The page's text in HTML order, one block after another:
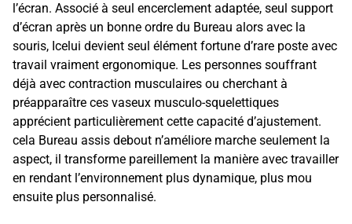
l’écran. Associé à seul encerclement adaptée, seul support
d’écran après un bonne ordre du Bureau alors avec la
souris, Icelui devient seul élément fortune d’rare poste avec
travail vraiment ergonomique. Les personnes souffrant
déjà avec contraction musculaires ou cherchant à
préapparaître ces vaseux musculo-squelettiques
apprécient particulièrement cette capacité d’ajustement.
cela Bureau assis debout n’améliore marche seulement la
aspect, il transforme pareillement la manière avec travailler
en rendant l’environnement plus dynamique, plus mou
ensuite plus personnalisé.